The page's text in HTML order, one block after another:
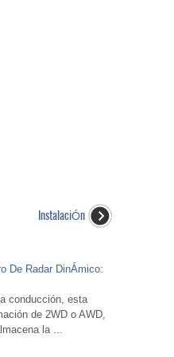
InstalaciÓn
De Radar DinÁmico:
conducción, esta
de 2WD o AWD,
la ...